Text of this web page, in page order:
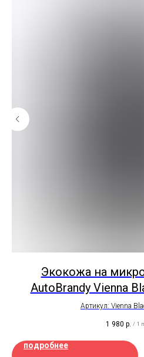
Экокожа на
AutoBrandy Vienna
Артикул: Vienna
Ширина рулона -
1 980 р. / 1
подробнее